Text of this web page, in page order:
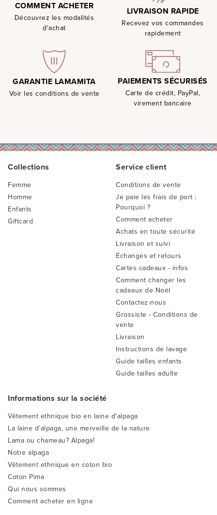
COMMENT ACHETER
Découvrez les modalités
d'achat
LIVRAISON RAPIDE
Recevez vos commandes
rapidement
GARANTIE LAMAMITA
Voir les conditions de vente
PAIEMENTS SÉCURISÉS
Carte de crédit, PayPal,
virement bancaire
Collections
Femme
Homme
Enfants
Giftcard
Informations sur la société
Vêtement ethnique bio en laine d'alpaga
La laine d’alpaga, une merveille de la nature
Lama ou chameau? Alpaga!
Notre alpaga
Vêtement ethnique en coton bio
Coton Pima
Qui nous sommes
Comment acheter en ligne
Service client
Conditions de vente
Je paie les frais de port :
Pourquoi ?
Comment acheter
Achats en toute sécurité
Livraison et suivi
Échanges et retours
Cartes cadeaux - infos
Comment changer les
cadeaux de Noël
Contactez-nous
Grossiste - Conditions de
vente
Livraison
Instructions de lavage
Guide tailles enfants
Guide tailles adulte